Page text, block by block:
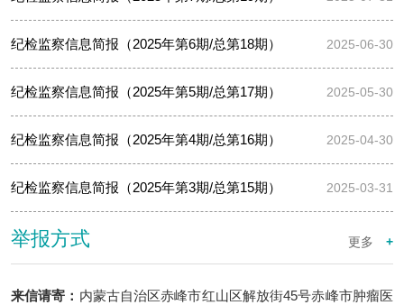
2025-06-30
纪检监察信息简报（2025年第6期/总第18期）
2025-05-30
纪检监察信息简报（2025年第5期/总第17期）
2025-04-30
纪检监察信息简报（2025年第4期/总第16期）
2025-03-31
纪检监察信息简报（2025年第3期/总第15期）
举报方式 更多+
来信请寄： 内蒙古自治区赤峰市红山区解放街45号赤峰市肿瘤医